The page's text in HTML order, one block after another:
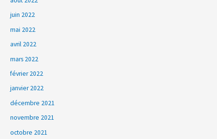
juin 2022
mai 2022
avril 2022
mars 2022
février 2022
janvier 2022
décembre 2021
novembre 2021
octobre 2021